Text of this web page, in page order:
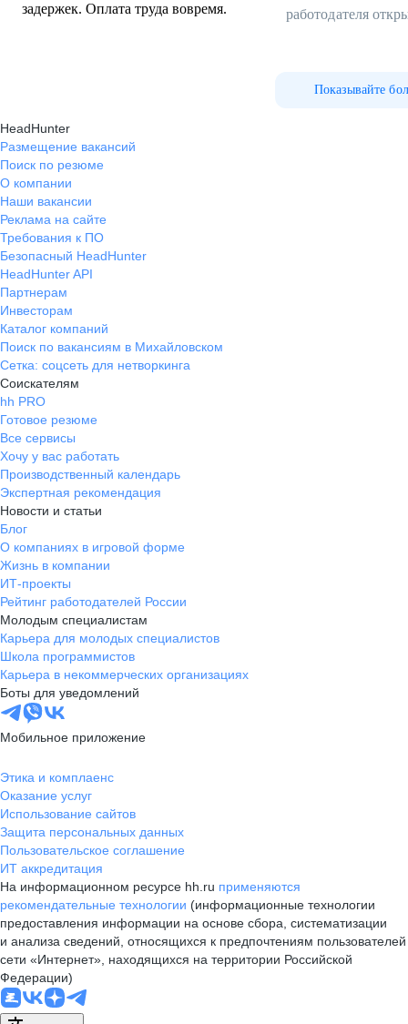
задержек. Оплата труда вовремя.
работодателя
Показывайте
HeadHunter
Размещение вакансий
Поиск по резюме
О компании
Наши вакансии
Реклама на сайте
Требования к ПО
Безопасный HeadHunter
HeadHunter API
Партнерам
Инвесторам
Каталог компаний
Поиск по вакансиям в Михайловском
Сетка: соцсеть для нетворкинга
Соискателям
hh PRO
Готовое резюме
Все сервисы
Хочу у вас работать
Производственный календарь
Экспертная рекомендация
Новости и статьи
Блог
О компаниях в игровой форме
Жизнь в компании
ИТ-проекты
Рейтинг работодателей России
Молодым специалистам
Карьера для молодых специалистов
Школа программистов
Карьера в некоммерческих организациях
Боты для уведомлений
Мобильное приложение
Этика и комплаенс
Оказание услуг
Использование сайтов
Защита персональных данных
Пользовательское соглашение
ИТ аккредитация
На информационном ресурсе hh.ru применяются
рекомендательные технологии (информационные технологии
предоставления информации на основе сбора, систематизации
и анализа сведений, относящихся к предпочтениям пользователей
сети «Интернет», находящихся на территории Российской
Федерации)